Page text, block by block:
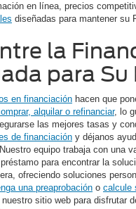
en línea, precios
diseñadas para mantener su
la
para Su
en financiación hacen que
alquilar o refinanciar, lo
las mejores tasas y
de financiación y déjanos
equipo trabaja con una
para encontrar la
ofreciendo soluciones
una preaprobación o calcule
sitio web para disfrutar